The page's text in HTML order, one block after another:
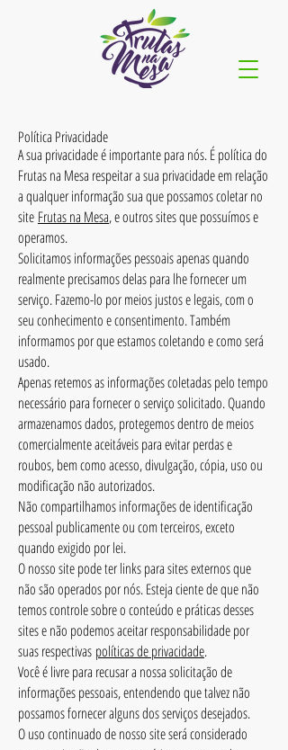
Política Privacidade
A sua privacidade é importante para nós. É política do
Frutas na Mesa respeitar a sua privacidade em relação
a qualquer informação sua que possamos coletar no
site Frutas na Mesa, e outros sites que possuímos e
operamos.
Solicitamos informações pessoais apenas quando
realmente precisamos delas para lhe fornecer um
serviço. Fazemo-lo por meios justos e legais, com o
seu conhecimento e consentimento. Também
informamos por que estamos coletando e como será
usado.
Apenas retemos as informações coletadas pelo tempo
necessário para fornecer o serviço solicitado. Quando
armazenamos dados, protegemos dentro de meios
comercialmente aceitáveis ​​para evitar perdas e
roubos, bem como acesso, divulgação, cópia, uso ou
modificação não autorizados.
Não compartilhamos informações de identificação
pessoal publicamente ou com terceiros, exceto
quando exigido por lei.
O nosso site pode ter links para sites externos que
não são operados por nós. Esteja ciente de que não
temos controle sobre o conteúdo e práticas desses
sites e não podemos aceitar responsabilidade por
suas respectivas políticas de privacidade.
Você é livre para recusar a nossa solicitação de
informações pessoais, entendendo que talvez não
possamos fornecer alguns dos serviços desejados.
O uso continuado de nosso site será considerado